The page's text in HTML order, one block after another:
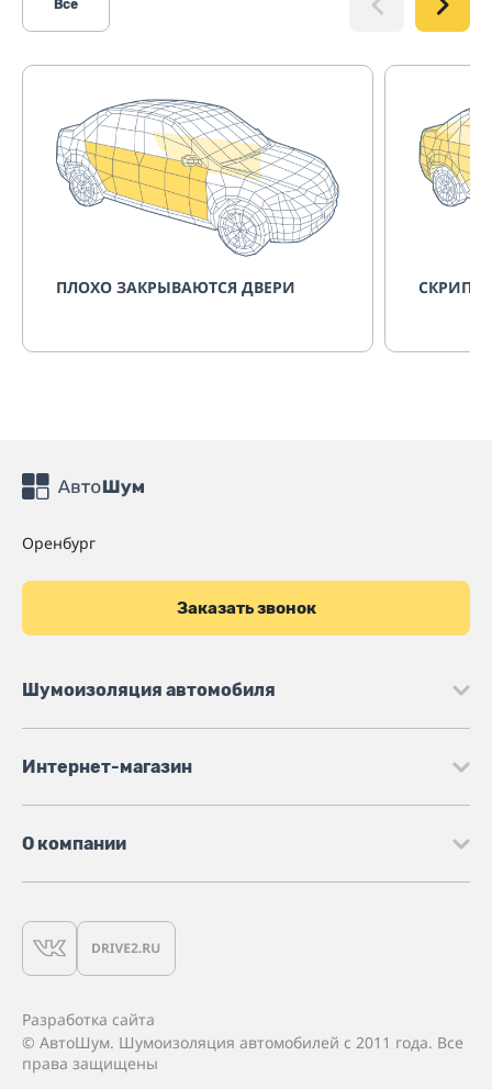
Все
ПЛОХО ЗАКРЫВАЮТСЯ ДВЕРИ
Оренбург
Заказать звонок
Шумоизоляция автомобиля
Интернет-магазин
О компании
Разработка сайта
© АвтоШум. Шумоизоляция автомобилей с 2011 года. Все
права защищены